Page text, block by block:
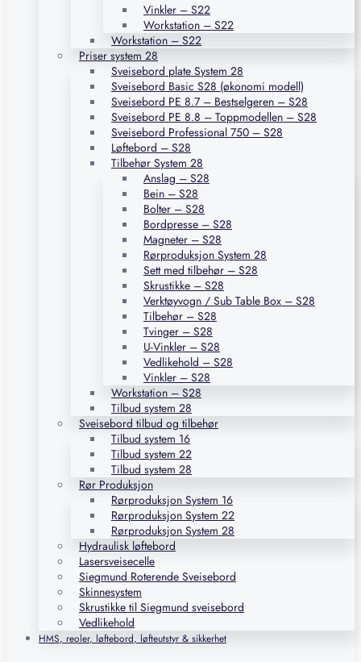
Vinkler – S22
Workstation – S22
Workstation – S22
Priser system 28
Sveisebord plate System 28
Sveisebord Basic S28 (økonomi modell)
Sveisebord PE 8.7 – Bestselgeren – S28
Sveisebord PE 8.8 – Toppmodellen – S28
Sveisebord Professional 750 – S28
Løftebord – S28
Tilbehør System 28
Anslag – S28
Bein – S28
Bolter – S28
Bordpresse – S28
Magneter – S28
Rørproduksjon System 28
Sett med tilbehør – S28
Skrustikke – S28
Verktøyvogn / Sub Table Box – S28
Tilbehør – S28
Tvinger – S28
U-Vinkler – S28
Vedlikehold – S28
Vinkler – S28
Workstation – S28
Tilbud system 28
Sveisebord tilbud og tilbehør
Tilbud system 16
Tilbud system 22
Tilbud system 28
Rør Produksjon
Rørproduksjon System 16
Rørproduksjon System 22
Rørproduksjon System 28
Hydraulisk løftebord
Lasersveisecelle
Siegmund Roterende Sveisebord
Skinnesystem
Skrustikke til Siegmund sveisebord
Vedlikehold
HMS, reoler, løftebord, løfteutstyr & sikkerhet